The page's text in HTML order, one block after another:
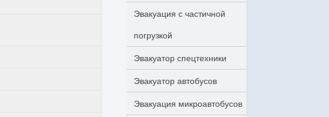
Эвакуация с частичной
погрузкой
Эвакуатор спецтехники
Эвакуатор автобусов
Эвакуация микроавтобусов